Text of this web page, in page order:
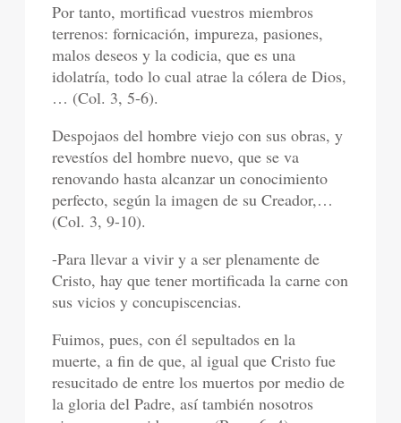
Por tanto, mortificad vuestros miembros
terrenos: fornicación, impureza, pasiones,
malos deseos y la codicia, que es una
idolatría, todo lo cual atrae la cólera de Dios,
… (Col. 3, 5-6).
Despojaos del hombre viejo con sus obras, y
revestíos del hombre nuevo, que se va
renovando hasta alcanzar un conocimiento
perfecto, según la imagen de su Creador,…
(Col. 3, 9-10).
-Para llevar a vivir y a ser plenamente de
Cristo, hay que tener mortificada la carne con
sus vicios y concupiscencias.
Fuimos, pues, con él sepultados en la
muerte, a fin de que, al igual que Cristo fue
resucitado de entre los muertos por medio de
la gloria del Padre, así también nosotros